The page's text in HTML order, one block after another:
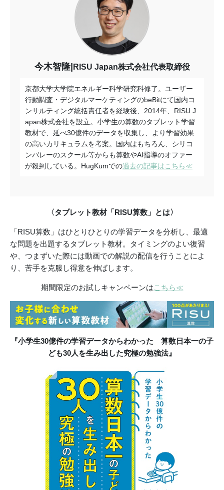
今木智隆| RISU Japan株式会社代表取締役
京都大学大学院エネルギー科学研究科修了。ユーザー
行動調査・デジタルマーケティングのbeBitにて国内コ
ンサルティング統括責任者を経験後、2014年、RISU J
apan株式会社を設立。小学生の算数のタブレット学習
教材で、延べ30億件のデータを収集し、より学習効果
の高いカリキュラムを考案。国内はもちろん、シリコ
ンバレーのスクール等からも算数やAI指導のオファー
が殺到している。HugKumでの過去の記事はこちら≪
〈タブレット教材「RISU算数」とは〉
「RISU算数」はひとりひとりの学習データを分析し、最適
な問題を出題するタブレット教材。タイミングのよい復習
や、つまずいた際には動画での解説の配信を行うことによ
り、苦手を克服し得意を伸ばします。
期間限定のお試しキャンペーンはこちら≪
『小学生30億件の学習データからわかった 算数日本一の子
ども30人を生み出した究極の勉強法』